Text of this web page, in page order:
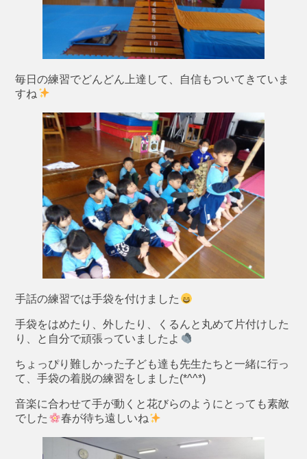
毎日の練習でどんどん上達して、自信もついてきていま
すね
手話の練習では手袋を付けました
手袋をはめたり、外したり、くるんと丸めて片付けした
り、と自分で頑張っていましたよ
ちょっぴり難しかった子ども達も先生たちと一緒に行っ
て、手袋の着脱の練習をしました(*^^*)
音楽に合わせて手が動くと花びらのようにとっても素敵
でした
春が待ち遠しいね